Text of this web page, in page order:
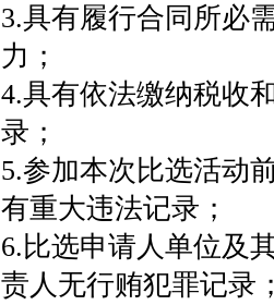
3.具有履行合同所必
力；
4.具有依法缴纳税收
录；
5.参加本次比选活动
有重大违法记录；
6.比选申请人单位及
责人无行贿犯罪记